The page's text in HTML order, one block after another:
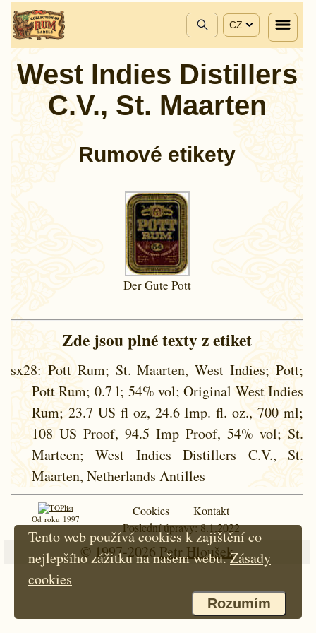
CZ
West Indies Distillers
C.V., St. Maarten
Rumové etikety
Der Gute Pott
Zde jsou plné texty z etiket
sx28: Pott Rum; St. Maarten, West Indies; Pott;
Pott Rum; 0.7 l; 54% vol; Original West Indies
Rum; 23.7 US fl oz, 24.6 Imp. fl. oz., 700 ml;
108 US Proof, 94.5 Imp Proof, 54% vol; St.
Marteen; West Indies Distillers C.V., St.
Maarten, Netherlands Antilles
Od roku 1997
Cookies
Kontakt
Poslední úpravy: 8.1.2022
© 1997-2026 Petr Hloušek
Tento web používá cookies k zajištění co
nejlepšího zážitku na našem webu.Zásady
cookies
Rozumím